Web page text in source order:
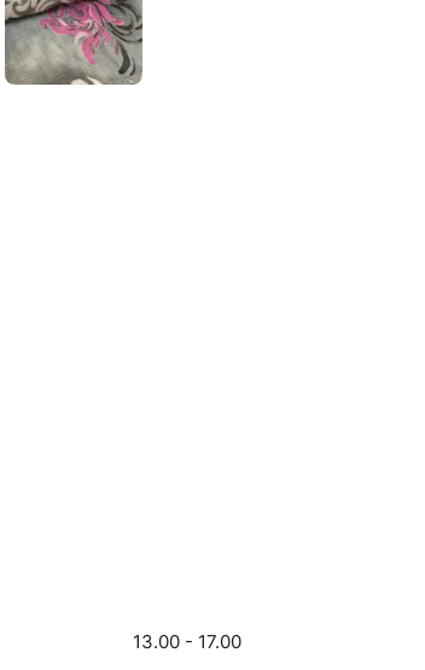
13.00 - 17.00